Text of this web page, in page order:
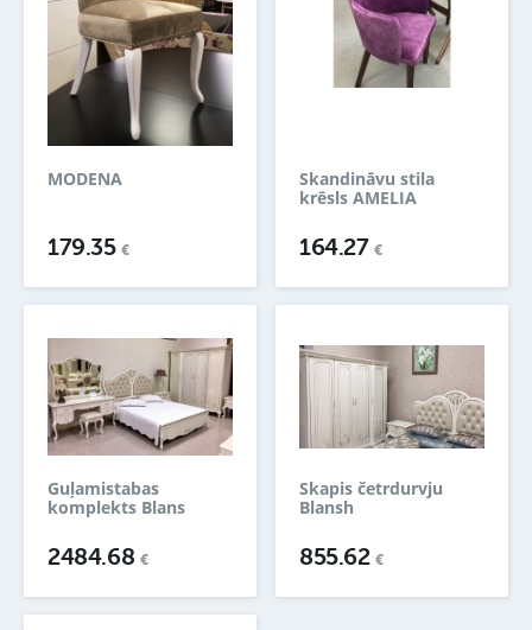
MODENA
179.35€
Skandināvu stila
krēsls AMELIA
164.27€
Guļamistabas
komplekts Blans
2484.68 €
Skapis četrdurvju
Blansh
855.62€